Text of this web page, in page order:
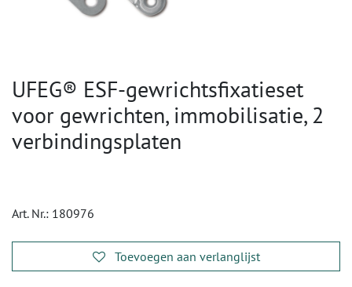
UFEG® ESF-gewrichtsfixatieset
voor gewrichten, immobilisatie, 2
verbindingsplaten
Art. Nr.: 180976
Toevoegen aan verlanglijst